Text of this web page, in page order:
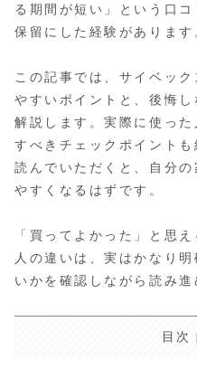
る期間が短い」という口
保留にした経験があります
この記事では、サイベッ
やすいポイントと、後悔
解説します。実際に使っ
すべきチェックポイント
読んでいただくと、自分
やすくなるはずです。
「買ってよかった」と思
人の違いは、実はかなり
いかを確認しながら読み進
目次